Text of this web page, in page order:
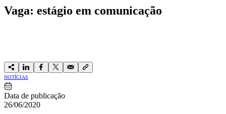
Vaga: estágio em comunicação
NOTÍCIAS
Data de publicação
26/06/2020